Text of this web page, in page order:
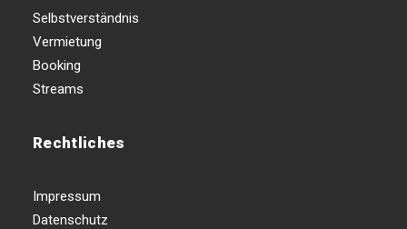
Selbstverständnis
Vermietung
Booking
Streams
Rechtliches
Impressum
Datenschutz